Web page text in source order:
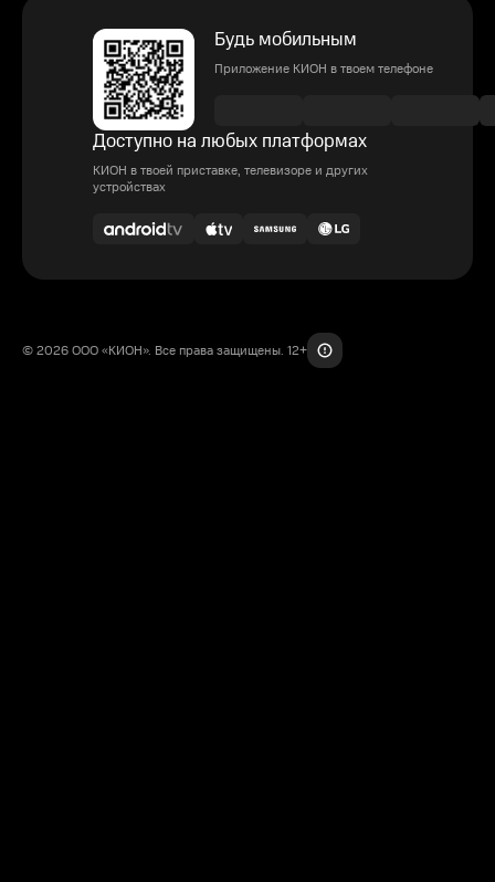
Будь мобильным
Приложение КИОН в твоем телефоне
Доступно на любых платформах
КИОН в твоей приставке, телевизоре и других
устройствах
© 2026 ООО «КИОН». Все права защищены. 12+